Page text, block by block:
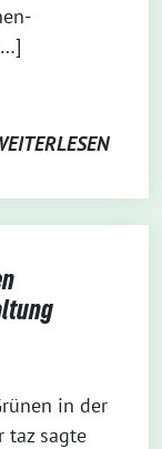
in der
taz sagte